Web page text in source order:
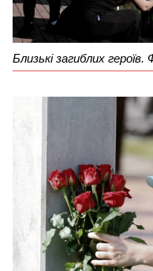
Близькі загиблих